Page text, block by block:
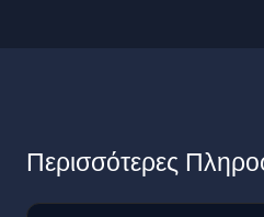
Περισσότερες